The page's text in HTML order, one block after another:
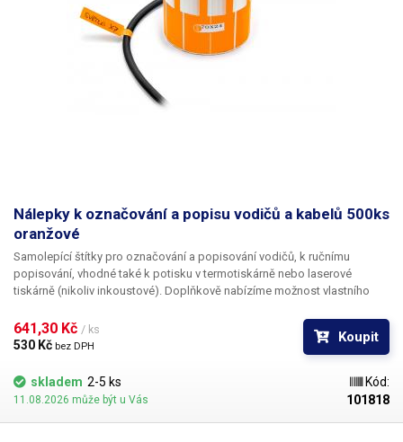
Nálepky k označování a popisu vodičů a kabelů 500ks
oranžové
Samolepící štítky pro označování a popisování vodičů, k ručnímu
popisování, vhodné také k potisku v termotiskárně nebo laserové
tiskárně (nikoliv inkoustové). Doplňkově nabízíme možnost vlastního
kontaktujte naše obchodní oddělení
popisování kabelů v rozvaděčích a krabicových rozvodkáchpro
jednoduchou identifikaci jednotlivých kabelů. Popisovací štítky na
kabely nabízíme v pěti různých barevných variantách, pro ještě lepší
rozlišení vodičů - červená,
např. permanentním fixem, různými popisovači na CD, inkoustovým
(bombičkovým) perem a obyčejnou tužkou. Nelze popsat kuličkovou
641,30 Kč / ks
530 Kč bez DPH
Koupit
skladem 2-5 ks
11.08.2026 může být u Vás
Kód:
101818